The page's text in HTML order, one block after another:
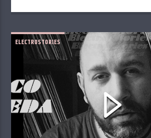
ELECTROSTORIES